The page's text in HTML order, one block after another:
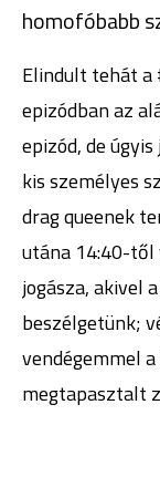
homofóbabb
Elindult tehát a
epizódban az
epizód, de
kis személyes
drag queenek
utána 14:40-től
jogásza, akivel
beszélgetünk;
vendégemmel
megtapasztalt